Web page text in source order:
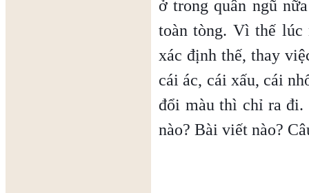
ở trong quân ngũ
toàn tòng. Vì thế
xác định thế, thay
cái ác, cái xấu, cái
đổi màu thì chỉ ra đi.
nào? Bài viết nào?